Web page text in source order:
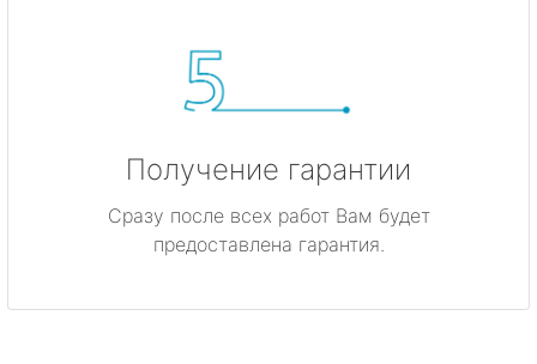
Получение гарантии
Сразу после всех работ Вам будет
предоставлена гарантия.